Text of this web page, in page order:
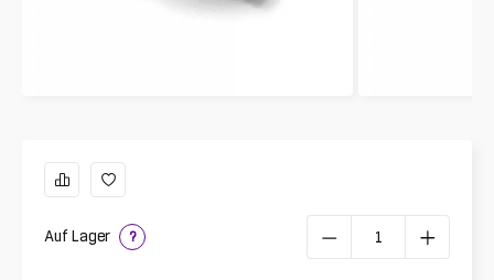
Auf Lager ?